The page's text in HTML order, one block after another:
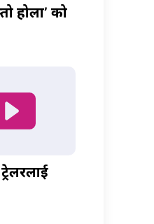
होला’ को